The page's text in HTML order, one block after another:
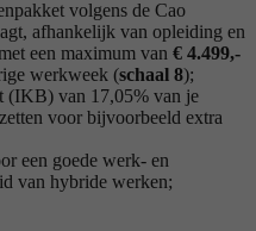
volgens de Cao
afhankelijk van opleiding en
een maximum van € 4.499,-
werkweek (schaal 8);
(IKB) van 17,05% van je
voor bijvoorbeeld extra
een goede werk- en
van hybride werken;